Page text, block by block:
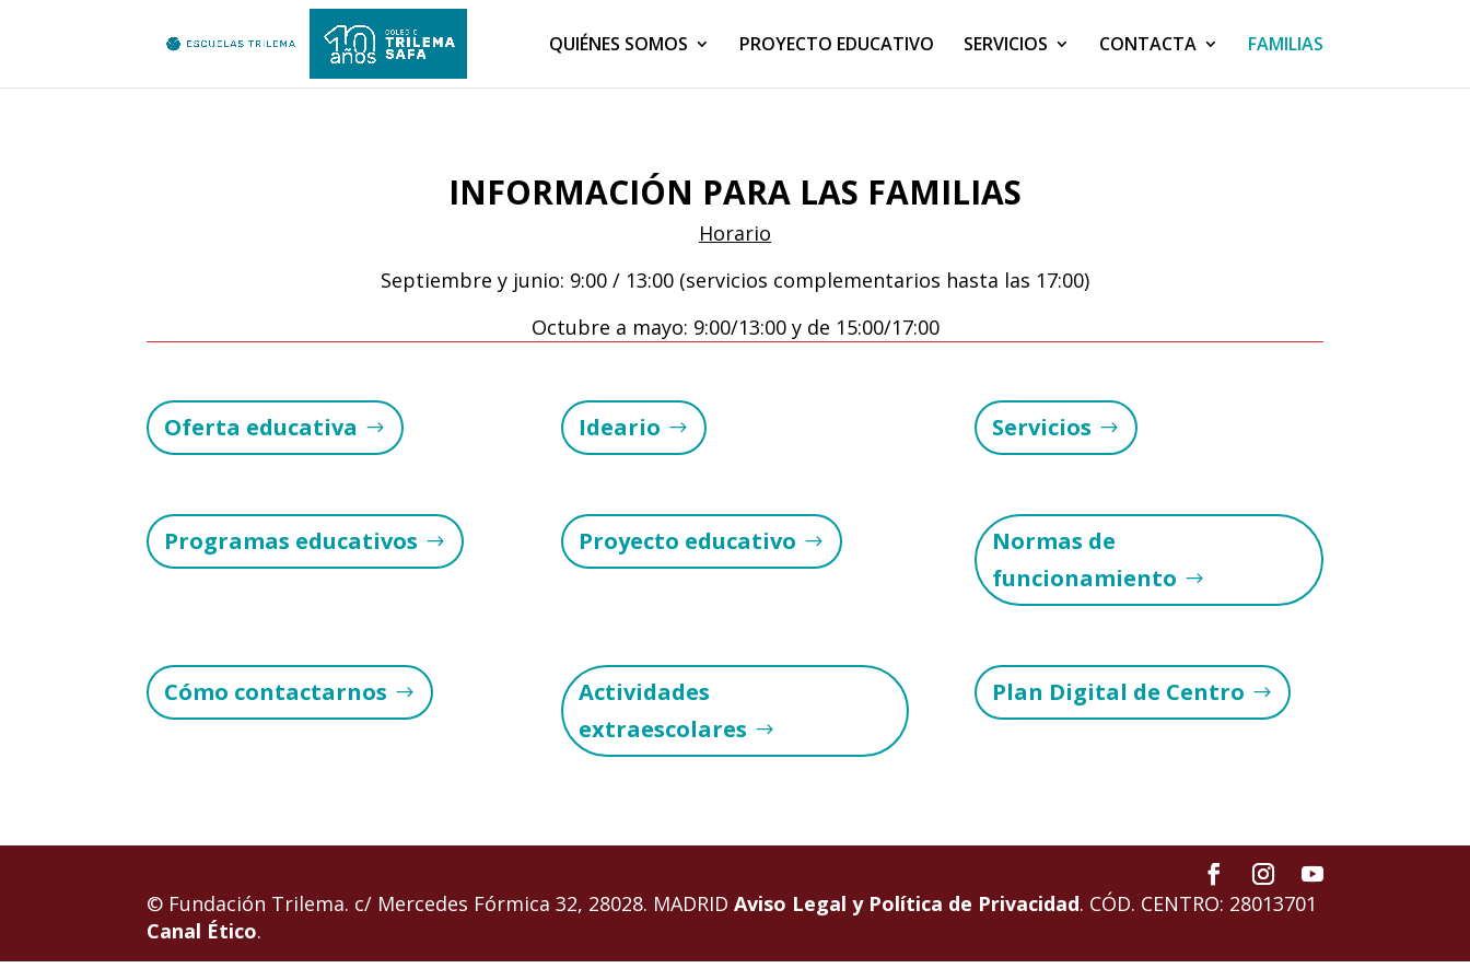
QUIÉNES SOMOS PROYECTO EDUCATIVO SERVICIOS CONTACTA FAMILIAS
INFORMACIÓN PARA LAS FAMILIAS
Horario
Septiembre y junio: 9:00 / 13:00 (servicios complementarios hasta las 17:00)
Octubre a mayo: 9:00/13:00 y de 15:00/17:00
Oferta educativa Ideario Servicios
Programas educativos Proyecto educativo
Normas de
funcionamiento
Cómo contactarnos
Actividades
extraescolares
Plan Digital de Centro
© Fundación Trilema. c/ Mercedes Fórmica 32, 28028. MADRIDAviso Legal y Política de Privacidad. CÓD. CENTRO: 28013701
Canal Ético.